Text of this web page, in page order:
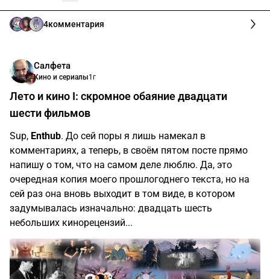
4комментария
Салфета
Кино и сериалы1г
Лето и кино I: скромное обаяние двадцати
шести фильмов
Sup, Enthub. До сей поры я лишь намекал в
комментариях, а теперь, в своём пятом посте прямо
напишу о том, что на самом деле люблю. Да, это
очередная копия моего прошлогоднего текста, но на
сей раз она вновь выходит в том виде, в котором
задумывалась изначально: двадцать шесть
небольших кинорецензий...